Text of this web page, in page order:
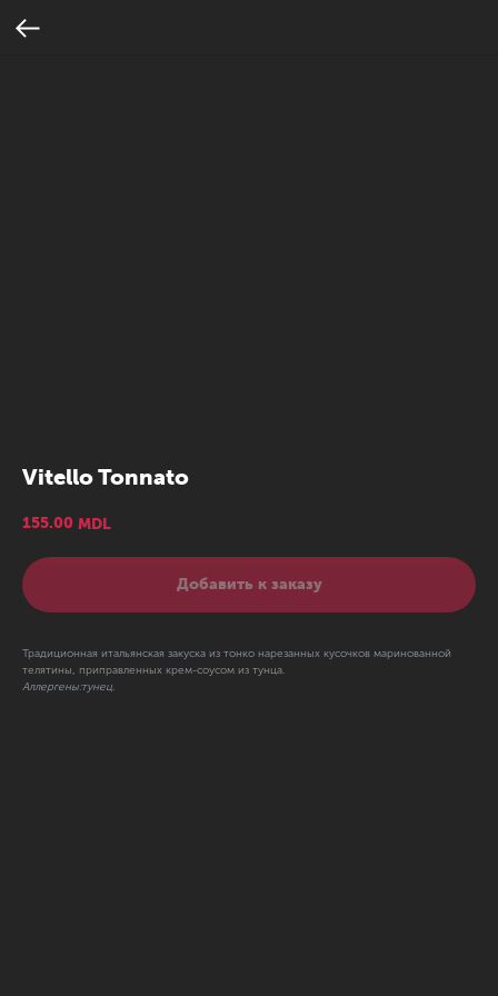
Vitello Tonnato
155.00 MDL
Добавить к заказу
Традиционная итальянская закуска из тонко нарезанных кусочков маринованной
телятины, приправленных крем-соусом из тунца.
Аллергены:тунец.